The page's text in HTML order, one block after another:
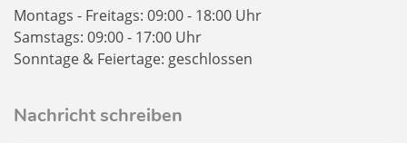
Montags - Freitags: 09:00 - 18:00 Uhr
Samstags: 09:00 - 17:00 Uhr
Sonntage & Feiertage: geschlossen
Nachricht schreiben